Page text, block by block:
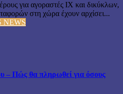
για αγοραστές ΙΧ και δικύκλων,
στη χώρα έχουν αρχίσει...
NEWS
– Πώς θα πληρωθεί για όσους